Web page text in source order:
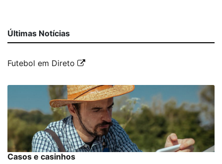
Últimas Notícias
Futebol em Direto
Casos e casinhos